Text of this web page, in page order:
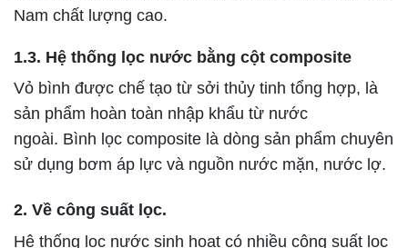
Nam chất lượng cao.
1.3. Hệ thống lọc nước bằng cột composite
Vỏ bình được chế tạo từ sởi thủy tinh tổng hợp, là
sản phẩm hoàn toàn nhập khẩu từ nước
ngoài. Bình lọc composite là dòng sản phẩm chuyên
sử dụng bơm áp lực và nguồn nước mặn, nước lợ.
2. Về công suất lọc.
Hệ thống lọc nước sinh hoạt có nhiều công suất lọc